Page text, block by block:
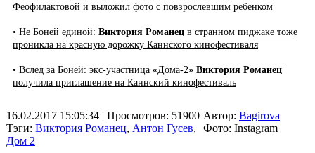
Феофилактовой и выложил фото с повзрослевшим ребенком
• Не Боней единой: Виктория Романец в странном пиджаке тоже
проникла на красную дорожку Каннского кинофестиваля
• Вслед за Боней: экс-участница «Дома-2» Виктория Романец
получила приглашение на Каннский кинофестиваль
16.02.2017 15:05:34 | Просмотров: 51900
Тэги: Виктория Романец, Антон Гусев,
Дом 2
Автор: Bagirova
Фото: Instagram